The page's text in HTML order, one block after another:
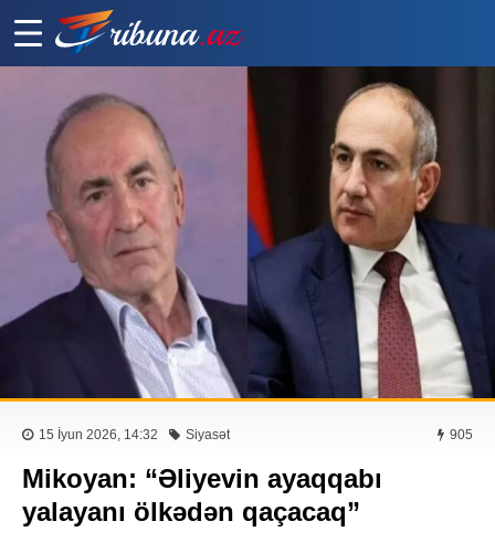
15 İyun 2026, 14:32 Siyasət 905
Mikoyan: “Əliyevin ayaqqabı
yalayanı ölkədən qaçacaq”